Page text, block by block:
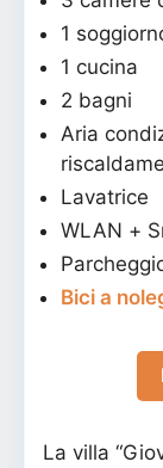
1
1 cucina
2 bagni
Aria
Lavatrice
WLAN +
Bici a
La villa